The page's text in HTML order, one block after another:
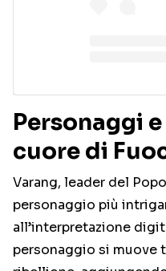
Personaggi
cuore di
Varang, leader del
personaggio più
all’interpretazione
personaggio si muove